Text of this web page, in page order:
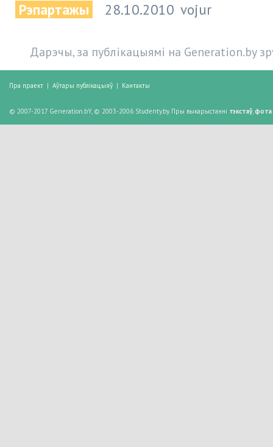
Рэпартажы 28.10.2010 vojur
Дарэчы, за публікацыямі на Generation.by
Пра праект | Аўтары публікацыяў | Кантакты
© 2007-2017 Generation.bY, © 2003-2006 Studenty.by. Пры выкарыстанні тэкстаў,фота